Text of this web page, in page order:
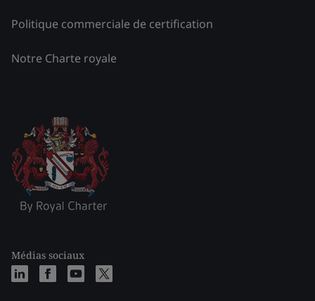
Politique commerciale de certification
Notre Charte royale
Médias sociaux